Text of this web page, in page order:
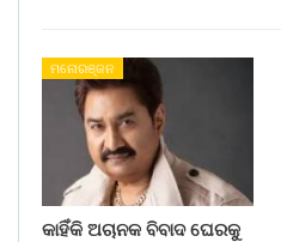
ମନୋରଞ୍ଜନ
କାହିଁକି ଅଚାନକ ବିବାଦ ଘେରକୁ